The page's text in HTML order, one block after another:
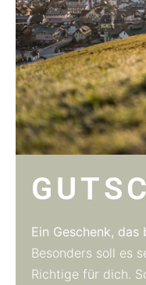
Ein Geschenk, das
Besonders soll es
Richtige für dich.